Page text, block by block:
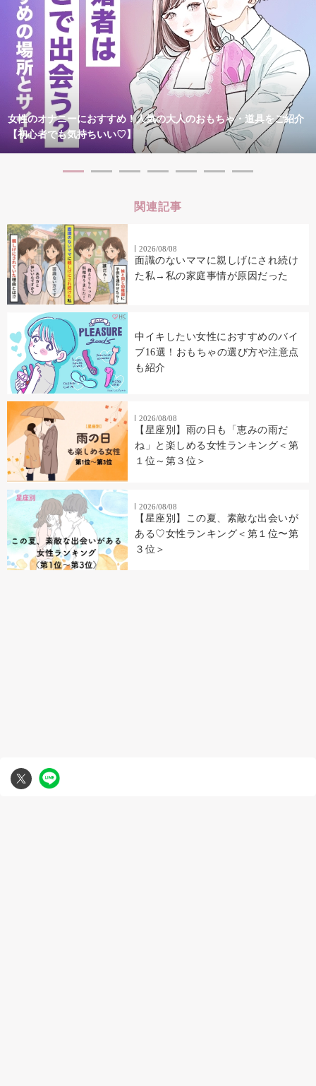
女性のオナニーにおすすめ！人気の大人のおもちゃ・道具をご紹介
【初心者でも気持ちいい♡】
関連記事
2026/08/08
面識のないママに親しげにされ続け
た私→私の家庭事情が原因だった
中イキしたい女性におすすめのバイ
ブ16選！おもちゃの選び方や注意点
も紹介
2026/08/08
【星座別】雨の日も「恵みの雨だ
ね」と楽しめる女性ランキング＜第
１位～第３位＞
2026/08/08
【星座別】この夏、素敵な出会いが
ある♡女性ランキング＜第１位〜第
３位＞